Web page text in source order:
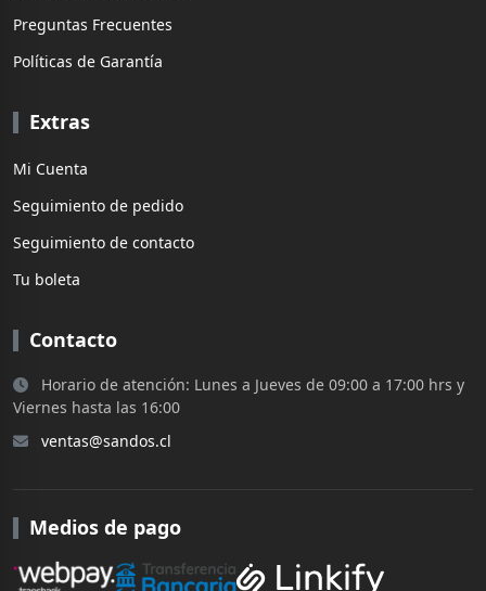
Preguntas Frecuentes
Políticas de Garantía
Extras
Mi Cuenta
Seguimiento de pedido
Seguimiento de contacto
Tu boleta
Contacto
Horario de atención: Lunes a Jueves de 09:00 a 17:00 hrs y
Viernes hasta las 16:00
ventas@sandos.cl
Medios de pago